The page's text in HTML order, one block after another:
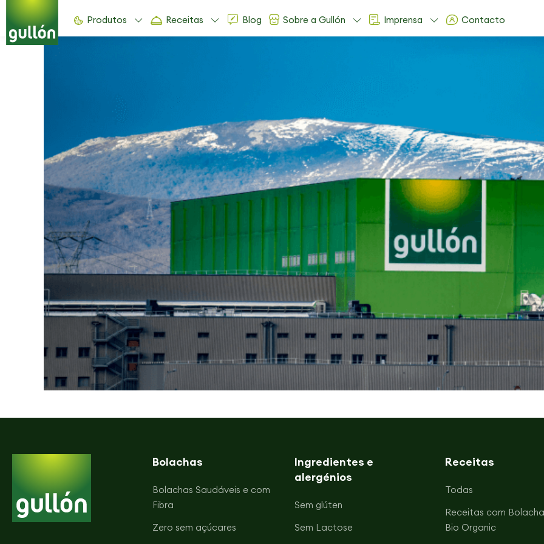
Produtos Receitas Blog Sobre a Gullón Imprensa Contacto
Bolachas
Bolachas Saudáveis e com
Fibra
Zero sem açúcares
Ingredientes e
alergénios
Sem glúten
Sem Lactose
Receitas
Todas
Receitas com
Bio Organic